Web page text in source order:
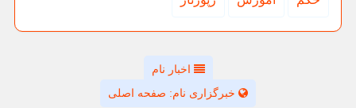
اخبار نام
خبرگزاری نام: صفحه اصلی